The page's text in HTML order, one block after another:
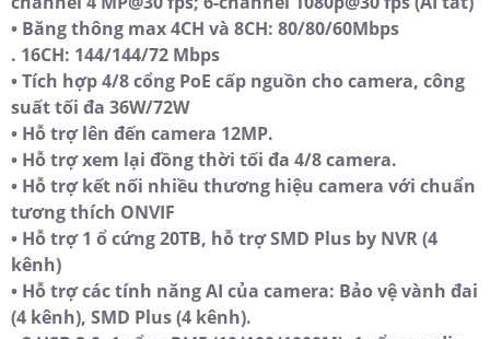
• Băng thông max 4CH và 8CH: 80/80/60Mbps
. 16CH: 144/144/72 Mbps
• Tích hợp 4/8 cổng PoE cấp nguồn cho camera, công
suất tối đa 36W/72W
• Hỗ trợ lên đến camera 12MP.
• Hỗ trợ xem lại đồng thời tối đa 4/8 camera.
• Hỗ trợ kết nối nhiều thương hiệu camera với chuẩn
tương thích ONVIF
• Hỗ trợ 1 ổ cứng 20TB, hỗ trợ SMD Plus by NVR (4
kênh)
• Hỗ trợ các tính năng AI của camera: Bảo vệ vành đai
(4 kênh), SMD Plus (4 kênh).